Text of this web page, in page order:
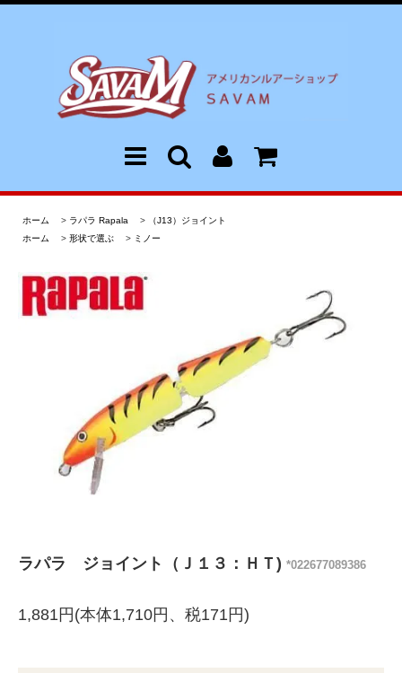
ホーム > ラパラ Rapala >
（J13）ジョイント
ホーム
> 形状で選ぶ > ミノー
ラパラ ジョイント（Ｊ１３：ＨＴ) *022677089386
1,881円(本体1,710円、税171円)